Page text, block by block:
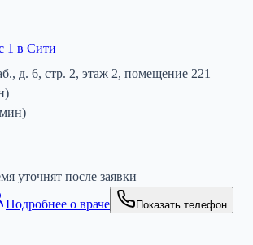
1 в Сити
д. 6, стр. 2, этаж 2, помещение 221
мин)
уточнят после заявки
Подробнее о враче Показать телефон